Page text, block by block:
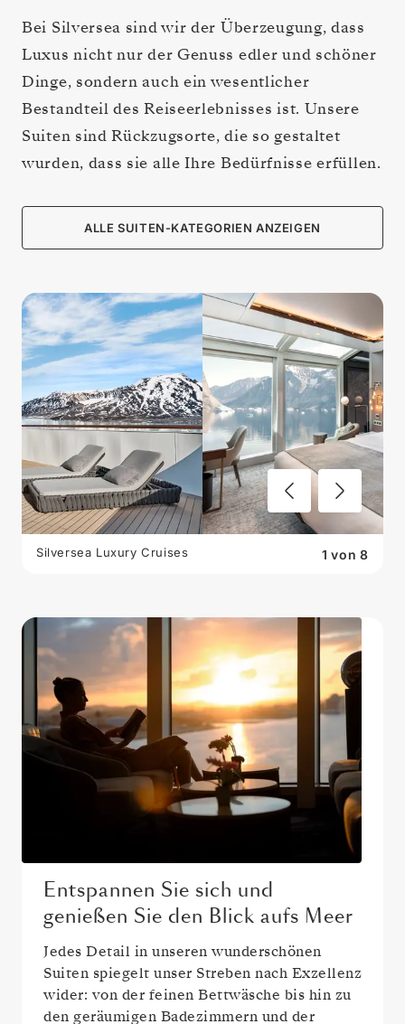
Bei Silversea sind wir der Überzeugung, dass
Luxus nicht nur der Genuss edler und schöner
Dinge, sondern auch ein wesentlicher
Bestandteil des Reiseerlebnisses ist. Unsere
Suiten sind Rückzugsorte, die so gestaltet
wurden, dass sie alle Ihre Bedürfnisse erfüllen.
ALLE SUITEN-KATEGORIEN ANZEIGEN
1 von 8
Silversea Luxury Cruises
Entspannen Sie sich und
genießen Sie den Blick aufs Meer
Jedes Detail in unseren wunderschönen
Suiten spiegelt unser Streben nach Exzellenz
wider: von der feinen Bettwäsche bis hin zu
den geräumigen Badezimmern und der